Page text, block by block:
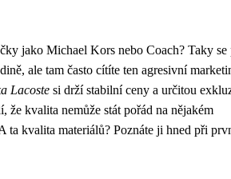
jako Michael Kors nebo Coach? Taky
ale tam často cítíte ten agresivní
Lacoste si drží stabilní ceny a určitou
že kvalita nemůže stát pořád na nějakém
ta kvalita materiálů? Poznáte ji hned při